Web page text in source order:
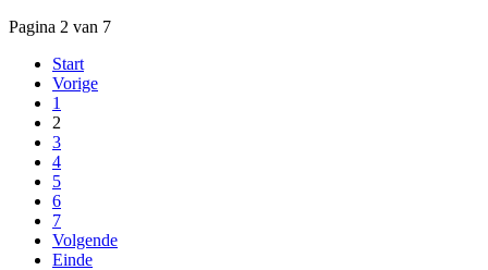
Pagina 2 van 7
Start
Vorige
1
2
3
4
5
6
7
Volgende
Einde